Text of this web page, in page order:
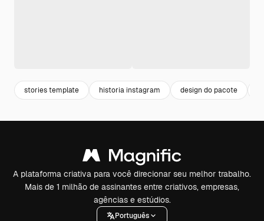
stories template historia instagram design do pacote
A plataforma criativa para você direcionar seu melhor trabalho.
Mais de 1 milhão de assinantes entre criativos, empresas,
agências e estúdios.
Português